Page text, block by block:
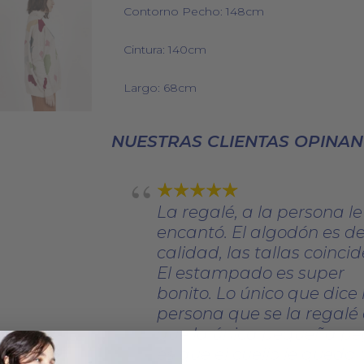
Contorno Pecho: 148cm
Cintura: 140cm
Largo: 68cm
NUESTRAS CLIENTAS OPINAN
La regalé, a la persona le
encantó. El algodón es de
calidad, las tallas
El estampado es super
bonito. Lo único que dice
persona que se la regalé
que la única pequeña